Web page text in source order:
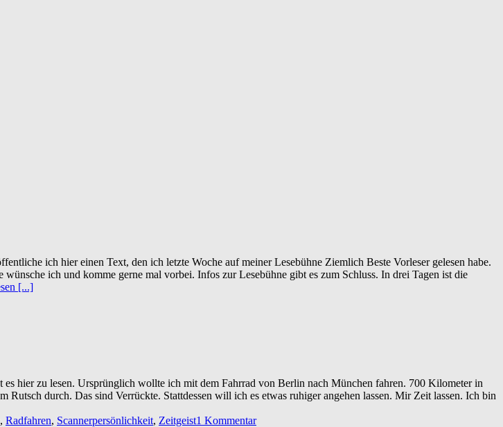
ich hier einen Text, den ich letzte Woche auf meiner Lesebühne Ziemlich Beste Vorleser gelesen habe.
ich und komme gerne mal vorbei. Infos zur Lesebühne gibt es zum Schluss. In drei Tagen ist die
[...]
hier zu lesen. Ursprünglich wollte ich mit dem Fahrrad von Berlin nach München fahren. 700 Kilometer in
durch. Das sind Verrückte. Stattdessen will ich es etwas ruhiger angehen lassen. Mir Zeit lassen. Ich bin
, Radfahren, Scannerpersönlichkeit, Zeitgeist1 Kommentar